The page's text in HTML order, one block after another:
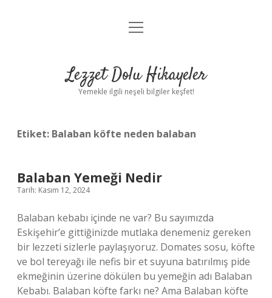
Anasayfa
Yasal Uyarı
menüyü
Lezzet Dolu Hikayeler
Yemekle ilgili neşeli bilgiler keşfet!
Etiket: Balaban köfte neden balaban
Balaban Yemeği Nedir
Tarih: Kasım 12, 2024
Balaban kebabı içinde ne var? Bu sayımızda
Eskişehir’e gittiğinizde mutlaka denemeniz gereken
bir lezzeti sizlerle paylaşıyoruz. Domates sosu, köfte
ve bol tereyağı ile nefis bir et suyuna batırılmış pide
ekmeğinin üzerine dökülen bu yemeğin adı Balaban
Kebabı. Balaban köfte farkı ne? Ama Balaban köfte